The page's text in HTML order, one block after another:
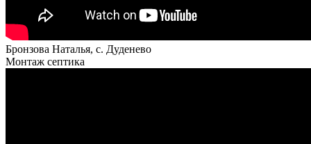
Бронзова Наталья, с. Дуденево
Монтаж септика